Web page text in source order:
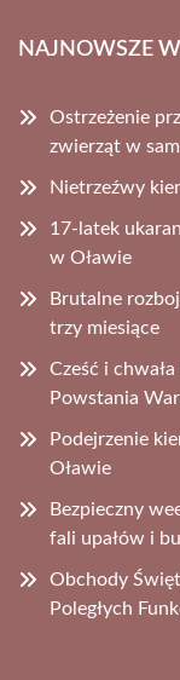
NAJNOWSZE
Ostrzeżenie
zwierząt w
Nietrzeźwy
17-latek
w Oławie
Brutalne
trzy miesiące
Cześć i
Powstania
Podejrzenie
Oławie
Bezpieczny
fali upałów i
Obchody
Poległych